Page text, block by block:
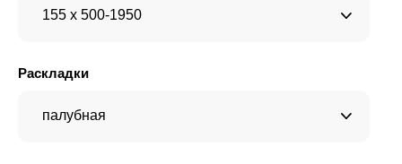
155 x 500-1950
Раскладки
палубная